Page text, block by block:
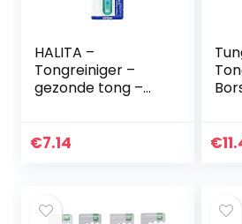
HALITA –
Tongreiniger –
gezonde tong –
eenheid per
€7.14 €